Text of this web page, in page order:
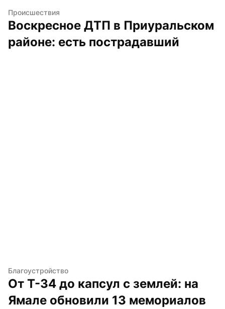
Происшествия
Воскресное ДТП в Приуральском
районе: есть пострадавший
Благоустройство
От Т-34 до капсул с землей: на
Ямале обновили 13 мемориалов